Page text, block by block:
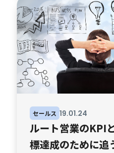
セールス 19.01.24
ルート営業のKPI
標達成のために追